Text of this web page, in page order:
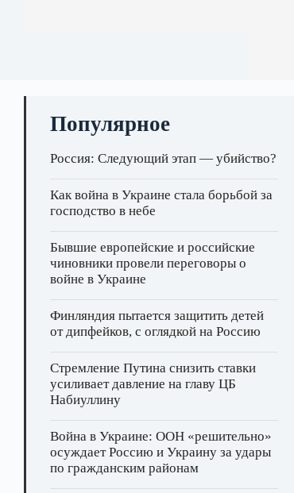
Популярное
Россия: Следующий этап — убийство?
Как война в Украине стала борьбой за
господство в небе
Бывшие европейские и российские
чиновники провели переговоры о
войне в Украине
Финляндия пытается защитить детей
от дипфейков, с оглядкой на Россию
Стремление Путина снизить ставки
усиливает давление на главу ЦБ
Набиуллину
Война в Украине: ООН «решительно»
осуждает Россию и Украину за удары
по гражданским районам